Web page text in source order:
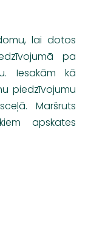
lai dotos
pa
Iesakām kā
piedzīvojumu
Maršruts
apskates